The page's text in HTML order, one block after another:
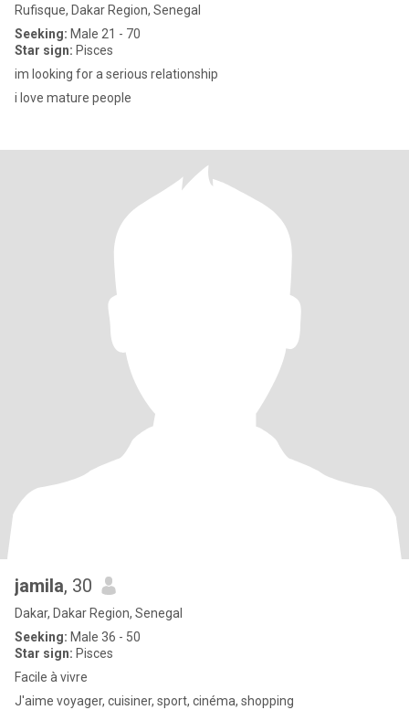
Rufisque, Dakar Region, Senegal
Seeking: Male 21 - 70
Star sign: Pisces
im looking for a serious relationship
i love mature people
jamila, 30
Dakar, Dakar Region, Senegal
Seeking: Male 36 - 50
Star sign: Pisces
Facile à vivre
J'aime voyager, cuisiner, sport, cinéma, shopping